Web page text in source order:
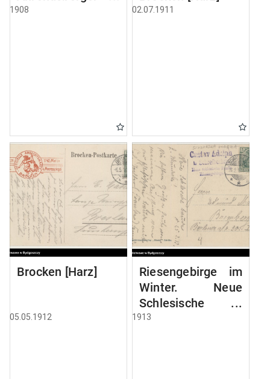
Klippe
1908 02.07.1911
Brocken [Harz]
05.05.1912
Riesengebirge im
Winter. Neue
Schlesische
Baude, 1195 mtr
1913